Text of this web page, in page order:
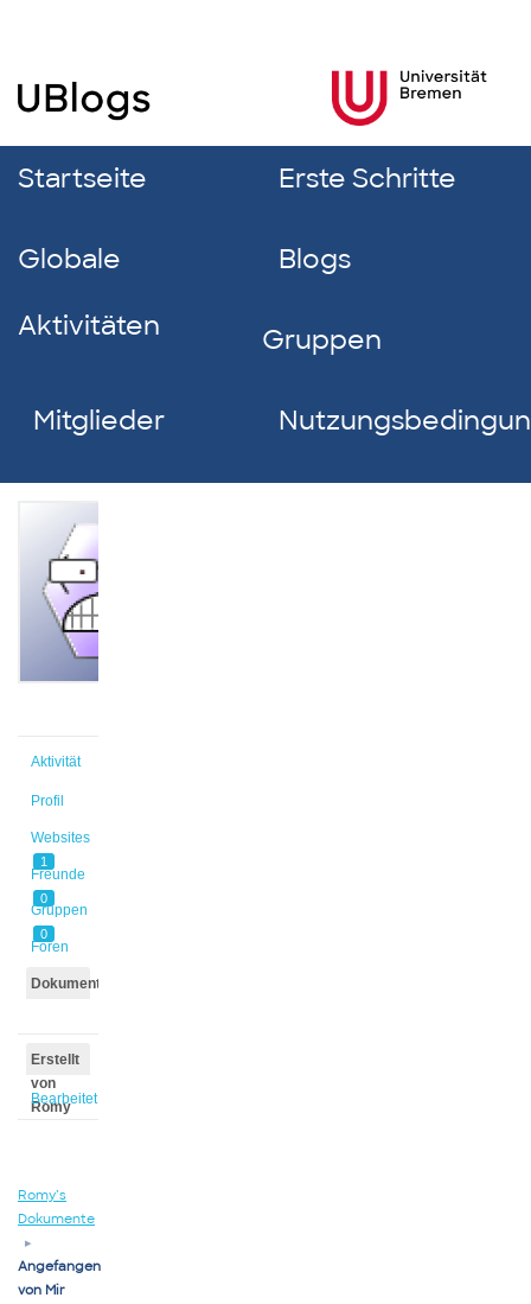
Startseite Erste Schritte
Globale
Aktivitäten
Blogs
Gruppen
Mitglieder
Aktivität
Profil
Websites
1
Freunde
0
Gruppen
0
Foren
Dokumente
Erstellt
von
Romy
Bearbeitet
Romy’s
Dokumente
▸
Angefangen
von Mir